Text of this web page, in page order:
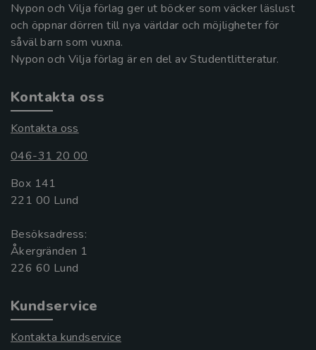
Nypon och Vilja förlag ger ut böcker som väcker läslust
och öppnar dörren till nya världar och möjligheter för
såväl barn som vuxna.
Nypon och Vilja förlag är en del av Studentlitteratur.
Kontakta oss
Kontakta oss
046-31 20 00
Box 141
221 00 Lund
Besöksadress:
Åkergränden 1
Kundservice
Kontakta kundservice